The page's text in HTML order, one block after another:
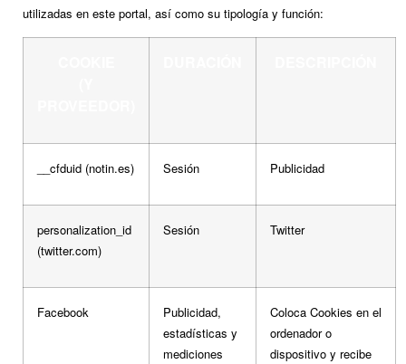
utilizadas en este portal, así como su tipología y función:
__cfduid (notin.es) Sesión Publicidad
personalization_id
(twitter.com)
Sesión Twitter
Facebook
Publicidad,
estadísticas y
mediciones
Coloca Cookies en el
ordenador o
dispositivo y recibe